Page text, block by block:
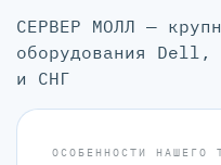
СЕРВЕР МОЛЛ —
оборудования Dell,
и СНГ
ОСОБЕННОСТИ НАШЕГО